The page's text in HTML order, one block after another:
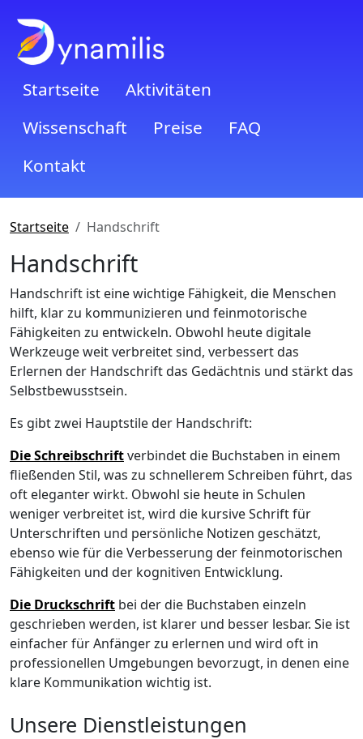
Startseite
Aktivitäten
Wissenschaft
Preise
FAQ
Kontakt
Startseite Handschrift
Handschrift
Handschrift ist eine wichtige Fähigkeit, die Menschen
hilft, klar zu kommunizieren und feinmotorische
Fähigkeiten zu entwickeln. Obwohl heute digitale
Werkzeuge weit verbreitet sind, verbessert das
Erlernen der Handschrift das Gedächtnis und stärkt das
Selbstbewusstsein.
Es gibt zwei Hauptstile der Handschrift:
Die Schreibschriftverbindet die Buchstaben in einem
fließenden Stil, was zu schnellerem Schreiben führt, das
oft eleganter wirkt. Obwohl sie heute in Schulen
weniger verbreitet ist, wird die kursive Schrift für
Unterschriften und persönliche Notizen geschätzt,
ebenso wie für die Verbesserung der feinmotorischen
Fähigkeiten und der kognitiven Entwicklung.
Die Druckschrift bei der die Buchstaben einzeln
geschrieben werden, ist klarer und besser lesbar. Sie ist
einfacher für Anfänger zu erlernen und wird oft in
professionellen Umgebungen bevorzugt, in denen eine
klare Kommunikation wichtig ist.
Unsere Dienstleistungen